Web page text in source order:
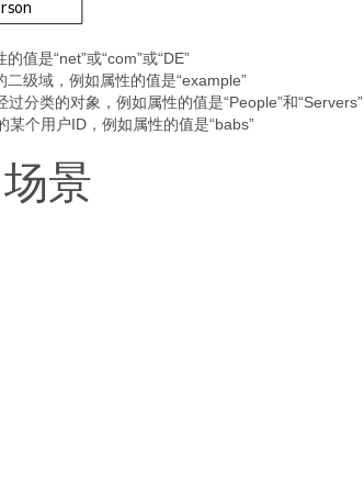
值是“net”或“com”或“DE”
级域，例如属性的值是“example”
分类的对象，例如属性的值是“People”和“Servers”
某个用户ID，例如属性的值是“babs”
景